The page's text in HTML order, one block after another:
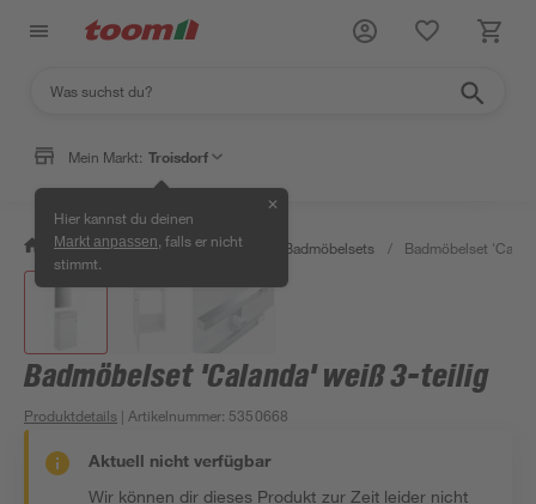
Mein Markt: Troisdorf
Hier kannst du deinen
Markt anpassen , falls er nicht
stimmt.
✕
/ Bad & Sanitär / Badmöbel Badmöbelsets / Badmöbelset
Badmöbelset 'Calanda' weiß 3-teilig
Produktdetails | Artikelnummer: 5350668
Aktuell nicht verfügbar
Wir können dir dieses Produkt zur Zeit leider nicht